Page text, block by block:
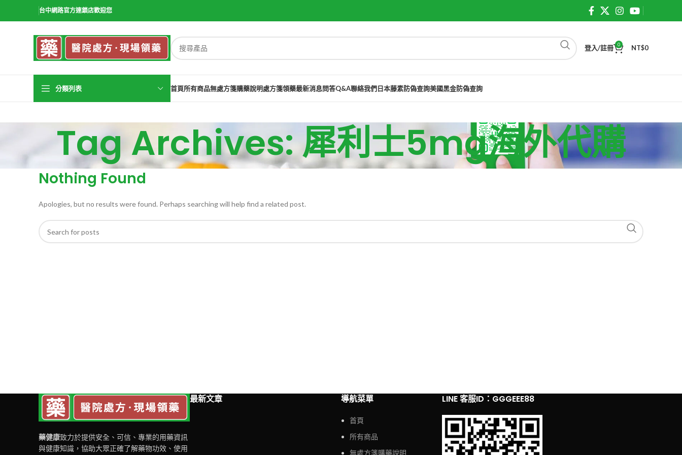
台中網路官方連鎖店歡迎您
登入/註冊 0 NT$0
分類列表 首頁所有商品無處方箋購藥說明處方箋領藥最新消息問答Q&A聯絡我們日本藤素防偽查詢美國黑金防偽查詢
Tag Archives: 犀利士5mg海外代購
Nothing Found
Apologies, but no results were found. Perhaps searching will help find a related post.
藥健康致力於提供安全、可信、專業的用藥資訊
與健康知識，協助大眾正確了解藥物功效、使用
最新文章 導航菜單
首頁
所有商品
無處方箋購藥說明
LINE 客服ID：GGGEEE88